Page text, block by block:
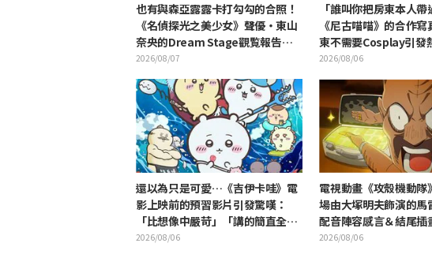
也有與森亞露露卡打勾勾的合照！
《名偵探光之美少女》聲優・東山
奈央的Dream Stage觀覧報告引
發「是奥祕·暗影天使啊」的反響
2026/08/07
「誰叫你把房東本人帶
《尼古喵喵》的合作
東不需要Cosplay引發
2026/08/06
還以為只是可愛…《吉伊卡哇》電
影上映前的預習影片引發驚嘆：
「比想像中嚴苛」「講的簡直全都
是勞動的事」反差感驚呆網友
2026/08/06
電視動畫《攻殼機動隊
場由大塚明夫飾演的馬
配音陣容感言＆結尾插
2026/08/06